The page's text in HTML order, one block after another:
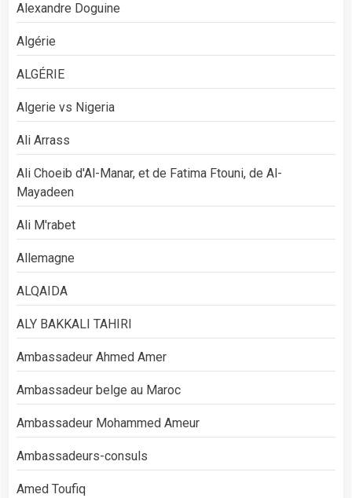
Alexandre Doguine
Algérie
ALGÉRIE
Algerie vs Nigeria
Ali Arrass
Ali Choeib d'Al-Manar, et de Fatima Ftouni, de Al-
Mayadeen
Ali M'rabet
Allemagne
ALQAIDA
ALY BAKKALI TAHIRI
Ambassadeur Ahmed Amer
Ambassadeur belge au Maroc
Ambassadeur Mohammed Ameur
Ambassadeurs-consuls
Amed Toufiq